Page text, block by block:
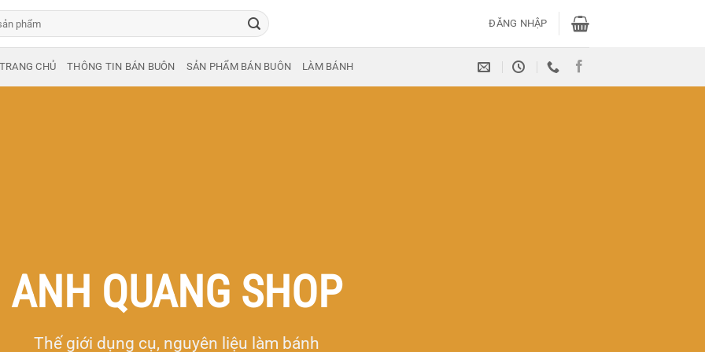
ĐĂNG NHẬP
TRANG CHỦ THÔNG TIN BÁN BUÔN SẢN PHẨM BÁN BUÔN LÀM BÁNH
ANH QUANG SHOP
Thế giới dụng cụ, nguyên liệu làm bánh